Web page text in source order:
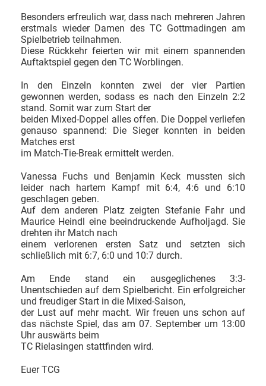
Besonders erfreulich war, dass nach mehreren Jahren
erstmals wieder Damen des TC Gottmadingen am
Spielbetrieb teilnahmen.
Diese Rückkehr feierten wir mit einem spannenden
Auftaktspiel gegen den TC Worblingen.
In den Einzeln konnten zwei der vier Partien
gewonnen werden, sodass es nach den Einzeln 2:2
stand. Somit war zum Start der
beiden Mixed-Doppel alles offen. Die Doppel verliefen
genauso spannend: Die Sieger konnten in beiden
Matches erst
im Match-Tie-Break ermittelt werden.
Vanessa Fuchs und Benjamin Keck mussten sich
leider nach hartem Kampf mit 6:4, 4:6 und 6:10
geschlagen geben.
Auf dem anderen Platz zeigten Stefanie Fahr und
Maurice Heindl eine beeindruckende Aufholjagd. Sie
drehten ihr Match nach
einem verlorenen ersten Satz und setzten sich
schließlich mit 6:7, 6:0 und 10:7 durch.
Am Ende stand ein ausgeglichenes 3:3-
Unentschieden auf dem Spielbericht. Ein erfolgreicher
und freudiger Start in die Mixed-Saison,
der Lust auf mehr macht. Wir freuen uns schon auf
das nächste Spiel, das am 07. September um 13:00
Uhr auswärts beim
TC Rielasingen stattfinden wird.
Euer TCG